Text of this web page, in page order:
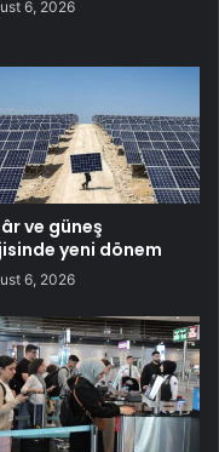
6, 2026
ve güneş
yeni dönem
6, 2026